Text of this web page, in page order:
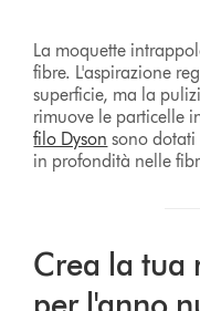
La moquette
fibre. L'aspirazione
superficie, ma la
rimuove le particelle
filo Dyson sono dotati
in profondità nelle
Crea la tua